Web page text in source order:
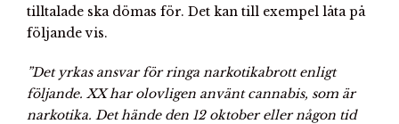
tilltalade ska dömas för. Det kan till exempel låta på
följande vis.
”Det yrkas ansvar för ringa narkotikabrott enligt
följande. XX har olovligen använt cannabis, som är
narkotika. Det hände den 12 oktober eller någon tid